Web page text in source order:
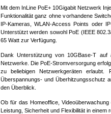
Mit dem InLine PoE+ 10Gigabit Netzwerk
Funktionalität ganz ohne vorhandene
IP-Kameras, WLAN-Access Points oder
Unterstützt werden sowohl PoE (IEEE
65 Watt zur Verfügung.
Dank Unterstützung von 10GBase-T
Netzwerke. Die PoE-Stromversorgung
zu beliebigen Netzwerkgeräten erlaubt.
Überspannungs- und Überhitzungsschutz
den Überblick.
Ob für das Homeoffice,
Leistung, Sicherheit und Flexibilität in einem